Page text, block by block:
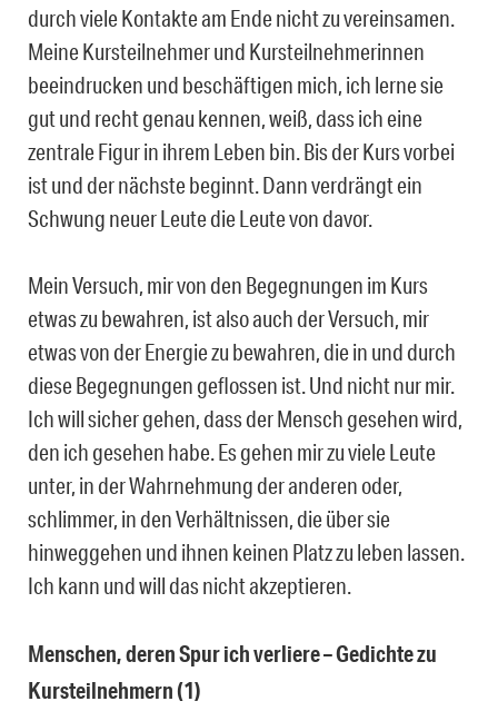
durch viele Kontakte am Ende nicht zu vereinsamen.
Meine Kursteilnehmer und Kursteilnehmerinnen
beeindrucken und beschäftigen mich, ich lerne sie
gut und recht genau kennen, weiß, dass ich eine
zentrale Figur in ihrem Leben bin. Bis der Kurs vorbei
ist und der nächste beginnt. Dann verdrängt ein
Schwung neuer Leute die Leute von davor.
Mein Versuch, mir von den Begegnungen im Kurs
etwas zu bewahren, ist also auch der Versuch, mir
etwas von der Energie zu bewahren, die in und durch
diese Begegnungen geflossen ist. Und nicht nur mir.
Ich will sicher gehen, dass der Mensch gesehen wird,
den ich gesehen habe. Es gehen mir zu viele Leute
unter, in der Wahrnehmung der anderen oder,
schlimmer, in den Verhältnissen, die über sie
hinweggehen und ihnen keinen Platz zu leben lassen.
Ich kann und will das nicht akzeptieren.
Menschen, deren Spur ich verliere – Gedichte zu
Kursteilnehmern (1)